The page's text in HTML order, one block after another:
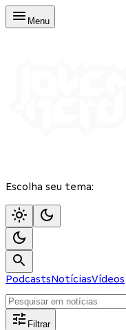
Menu
Escolha seu tema:
PodcastsNotíciasVídeos
Filtrar